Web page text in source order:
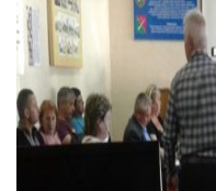
Про нас
Бюджет
Тендери